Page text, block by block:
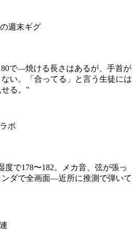
週末ギグ
で—焼ける長さはあるが、手首が
い。「合ってる」と言う生徒には
る。 "
ボ
度で178〜182。メカ音、弦が張っ
ダで全画面—近所に推測で弾いて